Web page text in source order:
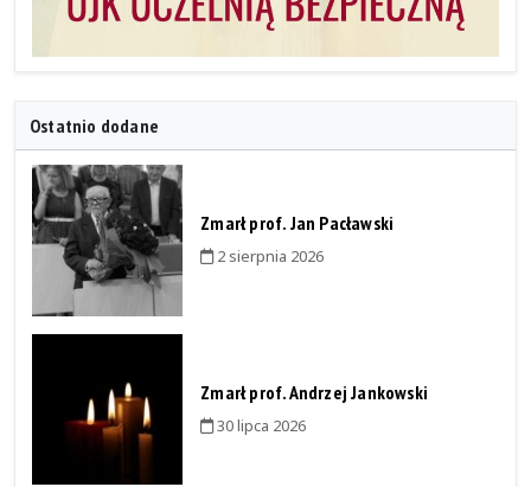
Ostatnio dodane
Zmarł prof. Jan Pacławski
2 sierpnia 2026
Zmarł prof. Andrzej Jankowski
30 lipca 2026